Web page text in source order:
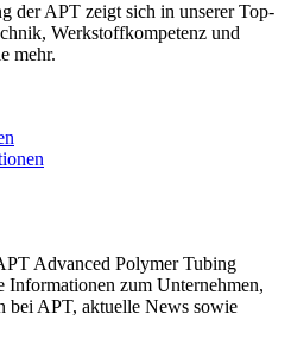
der APT zeigt sich in unserer Top-
Werkstoffkompetenz und
mehr.
Advanced Polymer Tubing
Informationen zum Unternehmen,
bei APT, aktuelle News sowie